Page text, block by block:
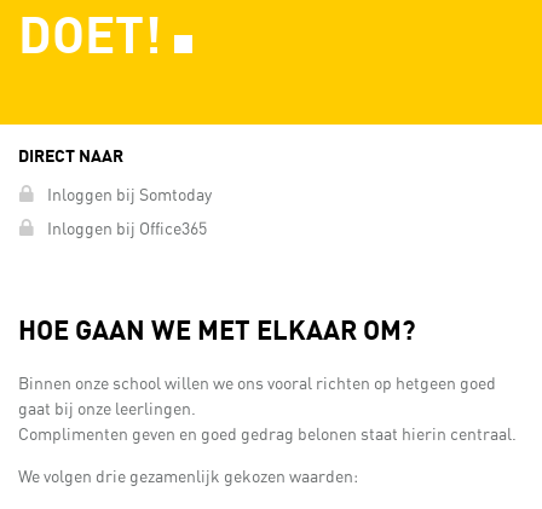
DOET!
DIRECT NAAR
Inloggen bij Somtoday
Inloggen bij Office365
HOE GAAN WE MET ELKAAR OM?
Binnen onze school willen we ons vooral richten op hetgeen goed
gaat bij onze leerlingen.
Complimenten geven en goed gedrag belonen staat hierin centraal.
We volgen drie gezamenlijk gekozen waarden: